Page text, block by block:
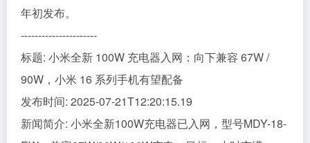
年初发布。
----------------------
标题: 小米全新 100W 充电器入网：向下兼容 67W /
90W，小米 16 系列手机有望配备
发布时间: 2025-07-21T12:20:15.19
新闻简介: 小米全新100W充电器已入网，型号MDY-18-